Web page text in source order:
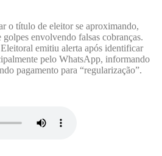
o título de eleitor se aproximando,
envolvendo falsas cobranças.
emitiu alerta após identificar
pelo WhatsApp, informando
pagamento para “regularização”.